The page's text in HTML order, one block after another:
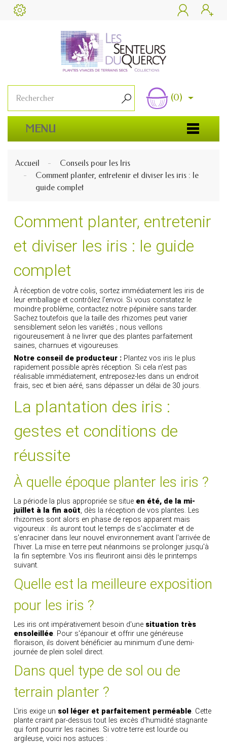
 
 (0)
MENU
Accueil
Conseils pour les Iris
Comment planter, entretenir et diviser les iris : le
guide complet
Comment planter, entretenir
et diviser les iris : le guide
complet
À réception de votre colis, sortez immédiatement les iris de
leur emballage et contrôlez l'envoi. Si vous constatez le
moindre problème, contactez notre pépinière sans tarder.
Sachez toutefois que la taille des rhizomes peut varier
sensiblement selon les variétés ; nous veillons
rigoureusement à ne livrer que des plantes parfaitement
saines, charnues et vigoureuses.
Notre conseil de producteur : Plantez vos iris le plus
rapidement possible après réception. Si cela n'est pas
réalisable immédiatement, entreposez-les dans un endroit
frais, sec et bien aéré, sans dépasser un délai de 30 jours.
La plantation des iris :
gestes et conditions de
réussite
À quelle époque planter les iris ?
La période la plus appropriée se situe en été, de la mi-
juillet à la fin août, dès la réception de vos plantes. Les
rhizomes sont alors en phase de repos apparent mais
vigoureux : ils auront tout le temps de s'acclimater et de
s'enraciner dans leur nouvel environnement avant l'arrivée de
l'hiver. La mise en terre peut néanmoins se prolonger jusqu'à
la fin septembre. Vos iris fleuriront ainsi dès le printemps
suivant.
Quelle est la meilleure exposition
pour les iris ?
Les iris ont impérativement besoin d'une situation très
ensoleillée. Pour s'épanouir et offrir une généreuse
floraison, ils doivent bénéficier au minimum d'une demi-
journée de plein soleil direct.
Dans quel type de sol ou de
terrain planter ?
L'iris exige un sol léger et parfaitement perméable. Cette
plante craint par-dessus tout les excès d'humidité stagnante
qui font pourrir les racines. Si votre terre est lourde ou
argileuse, voici nos astuces :